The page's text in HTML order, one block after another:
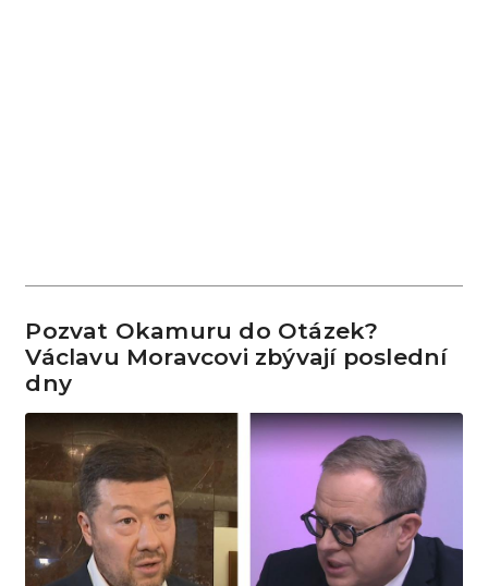
Pozvat Okamuru do Otázek?
Václavu Moravcovi zbývají poslední
dny